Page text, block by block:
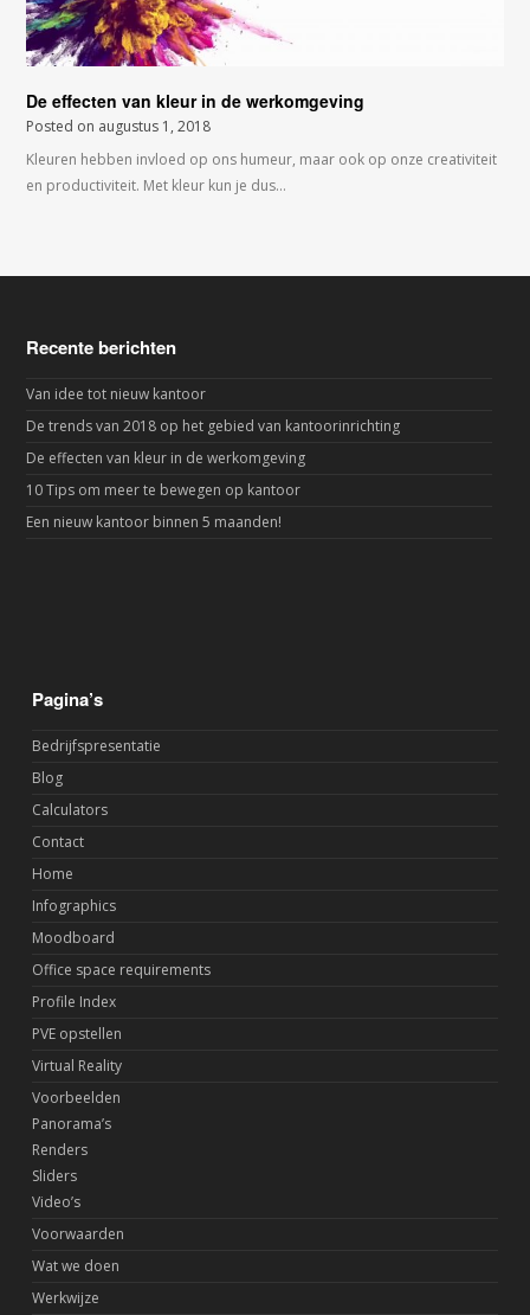
De effecten van kleur in de werkomgeving
Posted on augustus 1, 2018
Kleuren hebben invloed op ons humeur, maar ook op onze creativiteit
en productiviteit. Met kleur kun je dus…
Recente berichten
Van idee tot nieuw kantoor
De trends van 2018 op het gebied van kantoorinrichting
De effecten van kleur in de werkomgeving
10 Tips om meer te bewegen op kantoor
Een nieuw kantoor binnen 5 maanden!
Pagina’s
Bedrijfspresentatie
Blog
Calculators
Contact
Home
Infographics
Moodboard
Office space requirements
Profile Index
PVE opstellen
Virtual Reality
Voorbeelden
Panorama’s
Renders
Sliders
Video’s
Voorwaarden
Wat we doen
Werkwijze